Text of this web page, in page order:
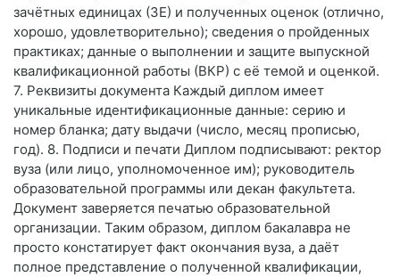
зачётных единицах (ЗЕ) и полученных оценок (отлично,
хорошо, удовлетворительно); сведения о пройденных
практиках; данные о выполнении и защите выпускной
квалификационной работы (ВКР) с её темой и оценкой.
7. Реквизиты документа Каждый диплом имеет
уникальные идентификационные данные: серию и
номер бланка; дату выдачи (число, месяц прописью,
год). 8. Подписи и печати Диплом подписывают: ректор
вуза (или лицо, уполномоченное им); руководитель
образовательной программы или декан факультета.
Документ заверяется печатью образовательной
организации. Таким образом, диплом бакалавра не
просто констатирует факт окончания вуза, а даёт
полное представление о полученной квалификации,